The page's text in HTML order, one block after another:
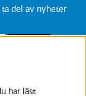
del av nyheter
har läst